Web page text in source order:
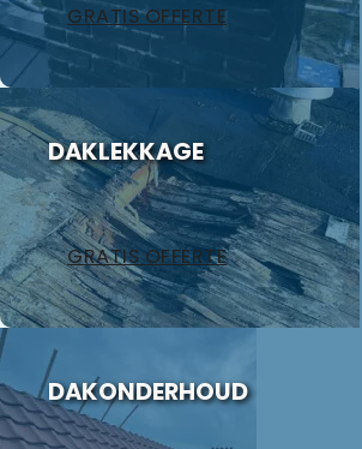
GRATIS OFFERTE
DAKLEKKAGE
GRATIS OFFERTE
DAKONDERHOUD